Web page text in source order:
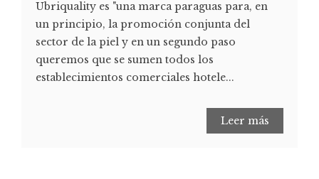
Ubriquality es "una marca paraguas para, en
un principio, la promoción conjunta del
sector de la piel y en un segundo paso
queremos que se sumen todos los
establecimientos comerciales hotele...
Leer más